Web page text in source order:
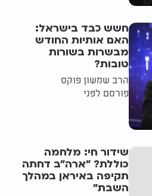
חשש כבד בישראל:
האם אותיות החודש
מבשרות בשורות
טובות?
הרב שמשון פוקס
פורסם לפני
שידור חי: מלחמה
כוללת? ״ארה"ב דחתה
תקיפה באיראן במהלך
השבת״